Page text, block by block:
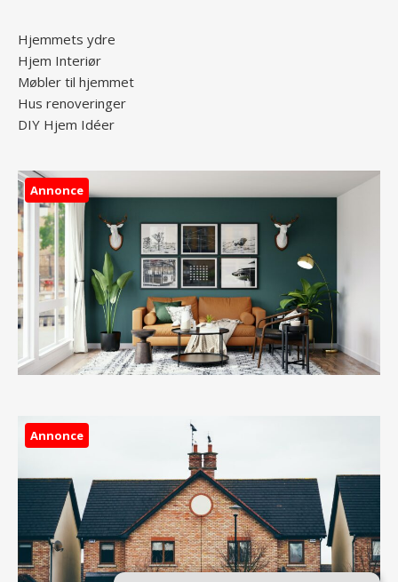
Hjemmets ydre
Hjem Interiør
Møbler til hjemmet
Hus renoveringer
DIY Hjem Idéer
Annonce
Annonce